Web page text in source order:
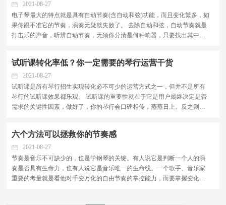
2021-08-27
电子琴最大的特点就是具有自动节奏(含自动和弦)功能，而且变化繁多，如
果你跟不准它的节奏，演奏无疑就失败了。 去除自动和弦，自动节奏就是
打击乐的声音，听辨自动节奏，无须你分清是何种响器，只要找出其中的
试听课转化率低？你一定需要的琴行运营干货
2021-08-27
试听课是所有琴行招生实现转化必不可少的运营方式之一，但并不是所有
琴行的试听课效果都乐观。 试听课的重要性就在于它是用户最终决定是否
需求的关键性因素，做好了，你的琴行会口碑相传，蒸蒸日上。反之则会
六个方法可以拯救你的节奏感
2021-08-27
节奏是音乐不可缺少的，也是学钢琴的关键。有人说它是判断一个人的演
奏是否具有生命力，也有人说它是音乐唯一的生命线。一个歌手、音乐家
重要的考量就是看他对千变万化的自由节奏的掌控能力，而要掌握变化节